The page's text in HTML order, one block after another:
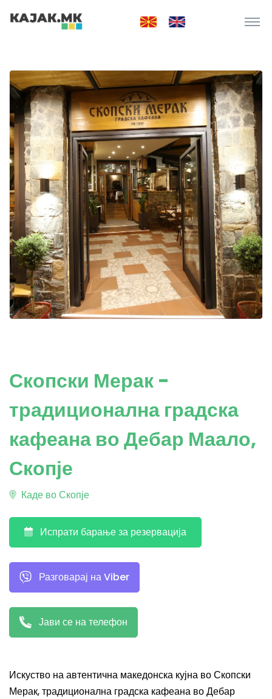
Скопски Мерак -
традиционална градска
кафеана во Дебар Маало,
Скопје
Каде во Скопје
Испрати барање за резервација
Разговарај на Viber
Јави се на телефон
Искуство на автентична македонска кујна во Скопски
Мерак, традиционална градска кафеана во Дебар